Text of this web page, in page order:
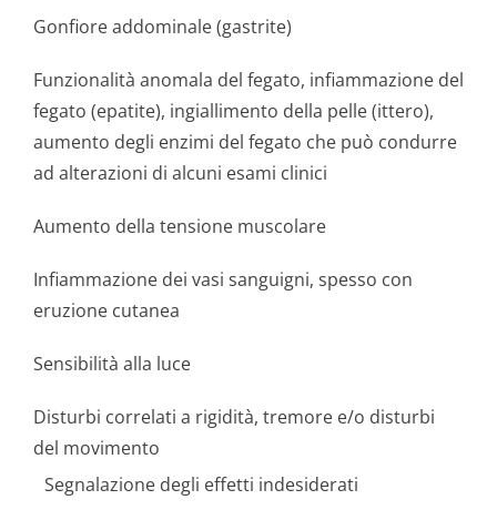
Gonfiore addominale (gastrite)
Funzionalità anomala del fegato, infiammazione del
fegato (epatite), ingiallimento della pelle (ittero),
aumento degli enzimi del fegato che può condurre
ad alterazioni di alcuni esami clinici
Aumento della tensione muscolare
Infiammazione dei vasi sanguigni, spesso con
eruzione cutanea
Sensibilità alla luce
Disturbi correlati a rigidità, tremore e/o disturbi
del movimento
Segnalazione degli effetti indesiderati